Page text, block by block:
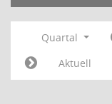
Quartal
Aktuell